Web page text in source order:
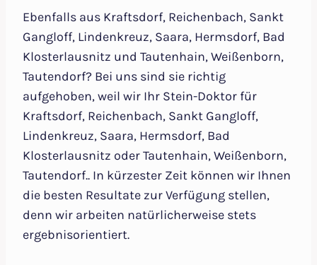
Ebenfalls aus Kraftsdorf, Reichenbach, Sankt
Gangloff, Lindenkreuz, Saara, Hermsdorf, Bad
Klosterlausnitz und Tautenhain, Weißenborn,
Tautendorf? Bei uns sind sie richtig
aufgehoben, weil wir Ihr Stein-Doktor für
Kraftsdorf, Reichenbach, Sankt Gangloff,
Lindenkreuz, Saara, Hermsdorf, Bad
Klosterlausnitz oder Tautenhain, Weißenborn,
Tautendorf.. In kürzester Zeit können wir Ihnen
die besten Resultate zur Verfügung stellen,
denn wir arbeiten natürlicherweise stets
ergebnisorientiert.